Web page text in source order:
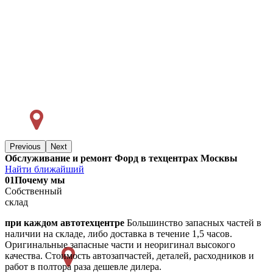
Previous Next
Обслуживание и ремонт Форд в техцентрах Москвы
Найти ближайший
01Почему мы
Собственный
склад
при каждом автотехцентре Большинство запасных частей в
наличии на складе, либо доставка в течение 1,5 часов.
Оригинальные запасные части и неоригинал высокого
качества. Стоимость автозапчастей, деталей, расходников и
работ в полтора раза дешевле дилера.